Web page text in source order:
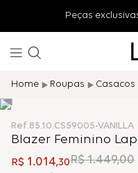
Peças
Roupas Casacos
Ref.85.10.CS59005-VANILLA
Blazer Feminino
R$ 1.014,30R$ 1.449,00